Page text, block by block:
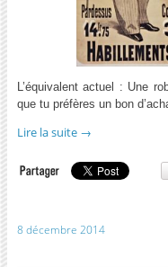
L’équivalent actuel : Une
que tu préfères un bon
Lire la suite →
8 décembre 2014